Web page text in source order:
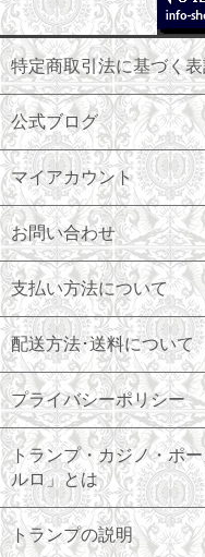
特定商取引法に基づく
公式ブログ
マイアカウント
お問い合わせ
支払い方法について
配送方法･送料について
プライバシーポリシー
トランプ・カジノ・ポ
ルロ」とは
トランプの説明